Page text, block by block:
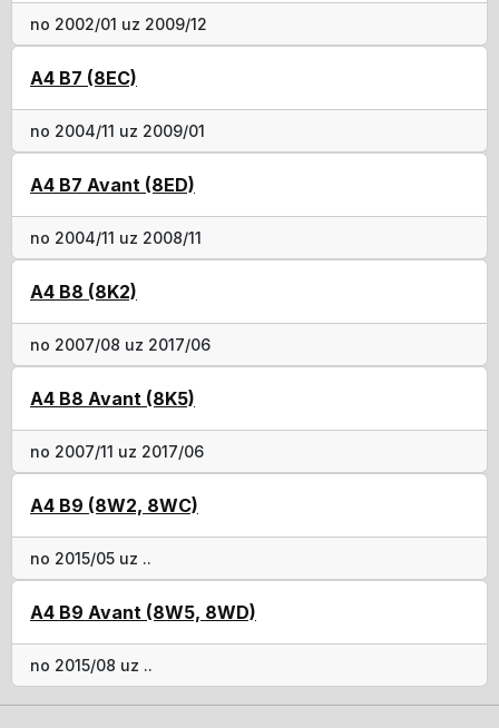
no 2002/01 uz 2009/12
A4 B7 (8EC)
no 2004/11 uz 2009/01
A4 B7 Avant (8ED)
no 2004/11 uz 2008/11
A4 B8 (8K2)
no 2007/08 uz 2017/06
A4 B8 Avant (8K5)
no 2007/11 uz 2017/06
A4 B9 (8W2, 8WC)
no 2015/05 uz ..
A4 B9 Avant (8W5, 8WD)
no 2015/08 uz ..